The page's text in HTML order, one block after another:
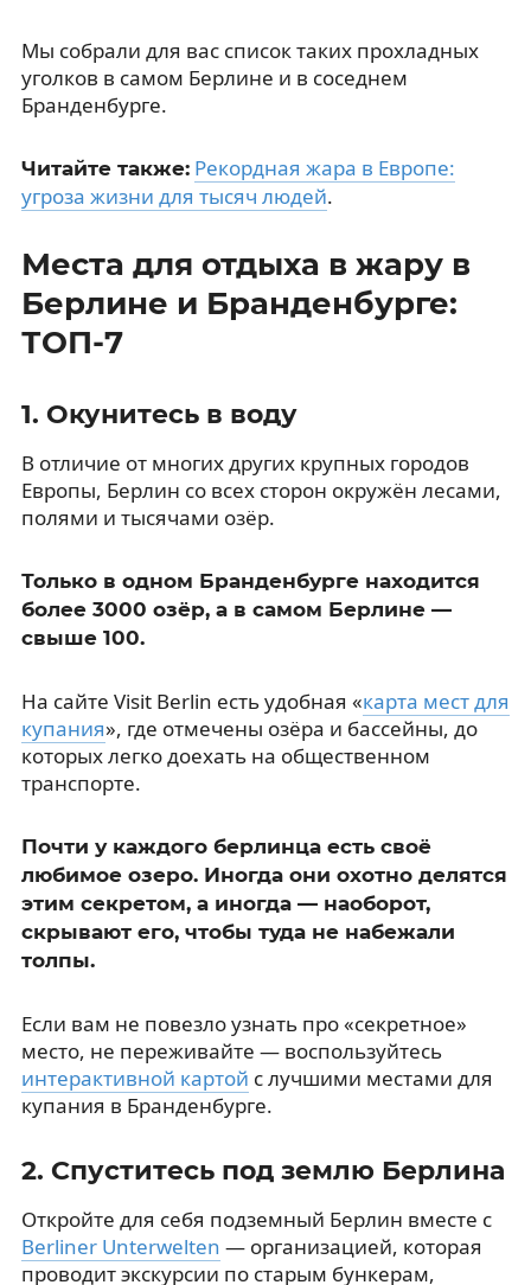
Мы собрали для вас список таких прохладных
уголков в самом Берлине и в соседнем
Бранденбурге.
Читайте также: Рекордная жара в Европе:
угроза жизни для тысяч людей.
Места для отдыха в жару в
Берлине и Бранденбурге:
ТОП-7
1. Окунитесь в воду
В отличие от многих других крупных городов
Европы, Берлин со всех сторон окружён лесами,
полями и тысячами озёр.
Только в одном Бранденбурге находится
более 3000 озёр, а в самом Берлине —
свыше 100.
На сайте Visit Berlin есть удобная «карта мест для
купания», где отмечены озёра и бассейны, до
которых легко доехать на общественном
транспорте.
Почти у каждого берлинца есть своё
любимое озеро. Иногда они охотно делятся
этим секретом, а иногда — наоборот,
скрывают его, чтобы туда не набежали
толпы.
Если вам не повезло узнать про «секретное»
место, не переживайте — воспользуйтесь
интерактивной картой с лучшими местами для
купания в Бранденбурге.
2. Спуститесь под землю Берлина
Откройте для себя подземный Берлин вместе с
Berliner Unterwelten — организацией, которая
проводит экскурсии по старым бункерам,